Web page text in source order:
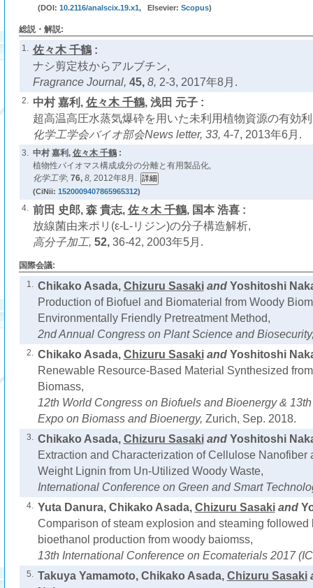
(DOI: 10.2116/analscix.19.x1, Elsevier: Scopus)
総説・解説:
1. 佐々木 千鶴:
ナシ剪定枝からアルブチン,
Fragrance Journal, 45, 8, 2-3, 2017年8月.
2. 中村 嘉利, 佐々木 千鶴, 浅田 元子 :
超高温高圧水蒸気爆砕を用いた未利用植物資源の有効
化学工学会バイオ部会News letter, 33, 4-7, 2013年6月.
3. 中村 嘉利, 佐々木 千鶴:
植物性バイオマス構成成分の分離と有用製品化,
化学工学, 76, 8, 2012年8月.
(CiNii: 1520009407865965312)
4. 前田 史郎, 森 貴志, 佐々木 千鶴, 国本 浩喜 :
放線菌由来ポリ(ε-L-リジン)の分子構造解析,
高分子加工, 52, 36-42, 2003年5月.
国際会議:
1. Chikako Asada, Chizuru Sasakiand Yoshitoshi
Production of Biofuel and Biomaterial from Woody
Environmentally Friendly Pretreatment Method,
2nd Annual Congress on Plant Science and
2. Chikako Asada, Chizuru Sasakiand Yoshitoshi
Renewable Resource-Based Material Synthesized
Biomass,
12th World Congress on Biofuels and Bioenergy &
Expo on Biomass and Bioenergy, Zurich, Sep. 2018.
3. Chikako Asada, Chizuru Sasakiand Yoshitoshi
Extraction and Characterization of Cellulose Nanofiber
Weight Lignin from Un-Utilized Woody Waste,
International Conference on Green and Smart
4. Yuta Danura, Chikako Asada, Chizuru Sasakiand
Comparison of steam explosion and steaming followed
bioethanol production from woody baiomss,
13th International Conference on Ecomaterials 2017
5. Takuya Yamamoto, Chikako Asada, Chizuru Sasaki